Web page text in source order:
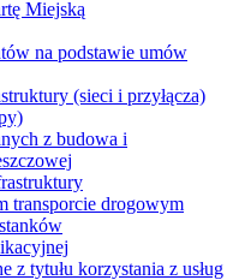
Miejską
na podstawie umów
(sieci i przyłącza)
z budowa i
transporcie drogowym
z tytułu korzystania z usług